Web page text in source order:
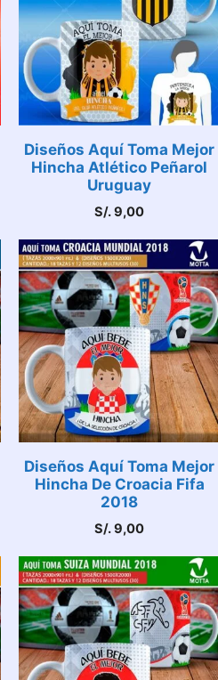
Diseños Aquí Toma Mejor
Hincha Atlético Peñarol
Uruguay
S/.9,00
Diseños Aquí Toma Mejor
Hincha De Croacia Fifa
2018
S/.9,00